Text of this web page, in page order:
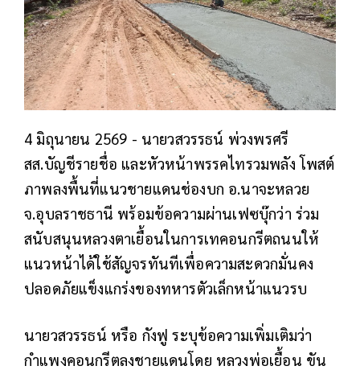
4 มิถุนายน 2569 - นายวสวรรธน์ พ่วงพรศรี
สส.บัญชีรายชื่อ และหัวหน้าพรรคไทรวมพลัง โพสต์
ภาพลงพื้นที่แนวชายแดนช่องบก อ.นาจะหลวย
จ.อุบลราชธานี พร้อมข้อความผ่านเฟซบุ๊กว่า ร่วม
สนับสนุนหลวงตาเยื้อนในการเทคอนกรีตถนนให้
แนวหน้าได้ใช้สัญจรทันทีเพื่อความสะดวกมั่นคง
ปลอดภัยแข็งแกร่งของทหารตัวเล็กหน้าแนวรบ
นายวสวรรธน์ หรือ กังฟู ระบุข้อความเพิ่มเติมว่า
กำแพงคอนกรีตลงชายแดนโดย หลวงพ่อเยื้อน ขัน